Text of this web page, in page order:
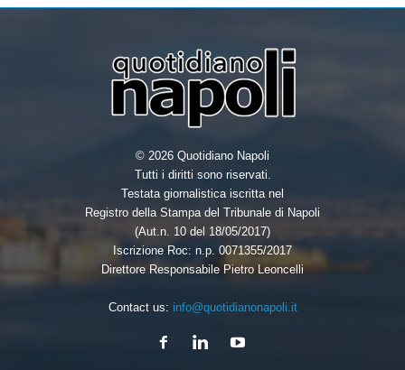
k
n
© 2026 Quotidiano Napoli
Tutti i diritti sono riservati.
Testata giornalistica iscritta nel
Registro della Stampa del Tribunale di Napoli
(Aut.n. 10 del 18/05/2017)
Iscrizione Roc: n.p. 0071355/2017
Direttore Responsabile Pietro Leoncelli
Contact us: info@quotidianonapoli.it